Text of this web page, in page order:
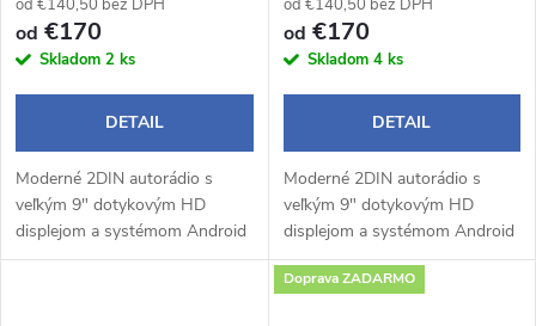
od €140,50 bez DPH
od €170
Skladom 2 ks
DETAIL
Moderné 2DIN autorádio s
veľkým 9" dotykovým HD
displejom a systémom Android
14 prináša pohodlné a
od €140,50 bez DPH
od €170
Skladom 4 ks
DETAIL
Moderné 2DIN autorádio s
veľkým 9" dotykovým HD
displejom a systémom Android
14 prináša pohodlné a
inteligentné ovládanie počas
Doprava ZADARMO